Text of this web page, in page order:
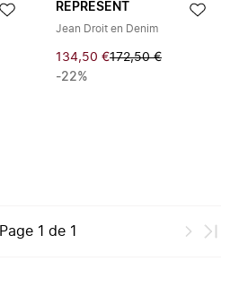
REPRESENT
Jean Droit en Denim
134,50 €172,50 €
-22%
Page 1 de 1